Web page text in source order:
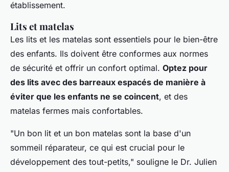
établissement.
Lits et matelas
Les lits et les matelas sont essentiels pour le bien-être
des enfants. Ils doivent être conformes aux normes
de sécurité et offrir un confort optimal. Optez pour
des lits avec des barreaux espacés de manière à
éviter que les enfants ne se coincent, et des
matelas fermes mais confortables.
"Un bon lit et un bon matelas sont la base d'un
sommeil réparateur, ce qui est crucial pour le
développement des tout-petits," souligne le Dr. Julien